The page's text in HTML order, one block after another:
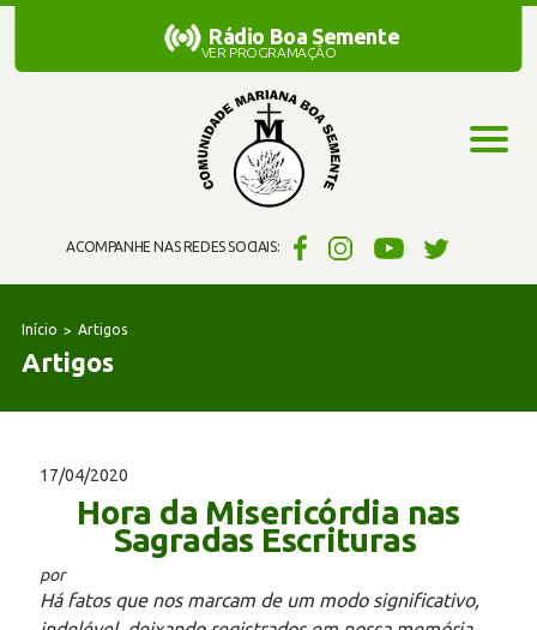
ACOMPANHE NAS REDES SOCIAIS:
Rádio Boa Semente
Rádio Boa Semente
VER PROGRAMAÇÃO
Início Artigos
Artigos
17/04/2020
Hora da Misericórdia nas
Sagradas Escrituras
por
Há fatos que nos marcam de um modo significativo,